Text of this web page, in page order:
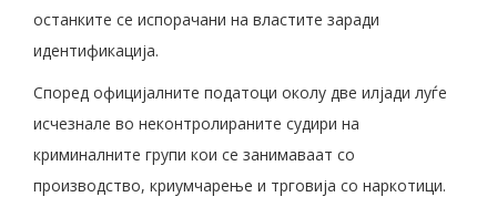
останките се испорачани на властите заради
идентификација.
Според официјалните податоци околу две илјади луѓе
исчезнале во неконтролираните судири на
криминалните групи кои се занимаваат со
производство, криумчарење и трговија со наркотици.